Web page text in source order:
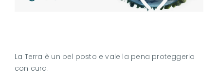
La Terra è un bel posto e vale la pena proteggerlo
con cura.